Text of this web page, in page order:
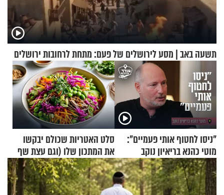
תשעה באב | מסע לירושלים של פעם: מתחת לרחובות ירושלים
"ניסו לחטוף אותי פעמיים":
מוטי כהנא בריאיון נוקב
סלט האטריות שכולם יבקשו
את המתכון שלו (וגם עצת שף
להגשת הרוטב)